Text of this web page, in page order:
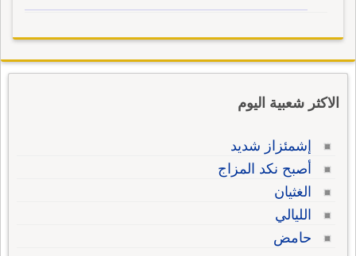
الاكثر شعبية اليوم
إشمئزاز شديد
أصبح نكد المزاج
الغثيان
الليالي
حامض